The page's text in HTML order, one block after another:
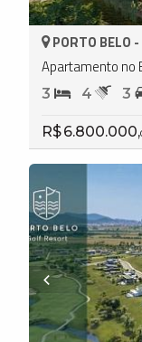
PORTO BELO -
Apartamento no
3 4 3
R$ 6.800.000,